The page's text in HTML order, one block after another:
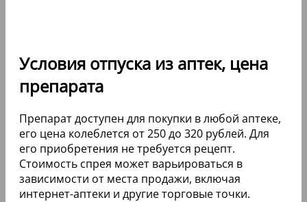
Условия отпуска из аптек, цена
препарата
Препарат доступен для покупки в любой аптеке,
его цена колеблется от 250 до 320 рублей. Для
его приобретения не требуется рецепт.
Стоимость спрея может варьироваться в
зависимости от места продажи, включая
интернет-аптеки и другие торговые точки.